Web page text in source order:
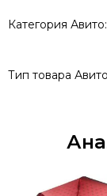
Категория Авито
Тип товара Авито